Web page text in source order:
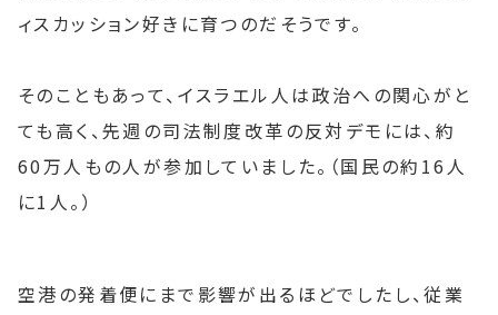
ィスカッション好きに育つのだそうです。
そのこともあって、イスラエル人は政治への関心がと
ても高く、先週の司法制度改革の反対デモには、約
60万人もの人が参加していました。（国民の約16人
に1人。）
空港の発着便にまで影響が出るほどでしたし、従業